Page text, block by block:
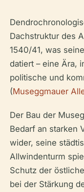
Dachstruktur des
1540/41, was
datiert – eine Ära,
politische und
(Museggmauer
Der Bau der
Bedarf an starken
wider, seine
Allwindenturm
Schutz der
bei der Stärkung